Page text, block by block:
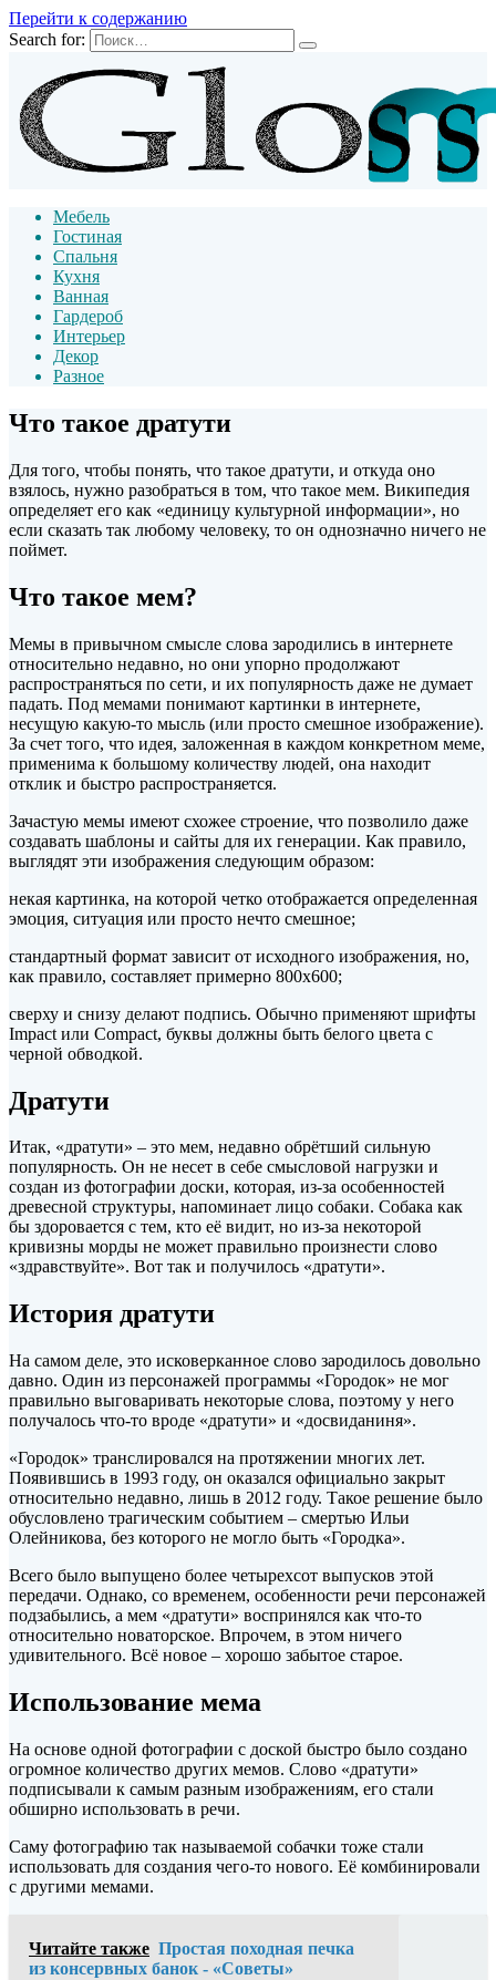
Перейти к содержанию
Search for:
Мебель
Гостиная
Спальня
Кухня
Ванная
Гардероб
Интерьер
Декор
Разное
Что такое дратути
Для того, чтобы понять, что такое дратути, и откуда оно
взялось, нужно разобраться в том, что такое мем. Википедия
определяет его как «единицу культурной информации», но
если сказать так любому человеку, то он однозначно ничего не
поймет.
Что такое мем?
Мемы в привычном смысле слова зародились в интернете
относительно недавно, но они упорно продолжают
распространяться по сети, и их популярность даже не думает
падать. Под мемами понимают картинки в интернете,
несущую какую-то мысль (или просто смешное изображение).
За счет того, что идея, заложенная в каждом конкретном меме,
применима к большому количеству людей, она находит
отклик и быстро распространяется.
Зачастую мемы имеют схожее строение, что позволило даже
создавать шаблоны и сайты для их генерации. Как правило,
выглядят эти изображения следующим образом:
некая картинка, на которой четко отображается определенная
эмоция, ситуация или просто нечто смешное;
стандартный формат зависит от исходного изображения, но,
как правило, составляет примерно 800х600;
сверху и снизу делают подпись. Обычно применяют шрифты
Impact или Compact, буквы должны быть белого цвета с
черной обводкой.
Дратути
Итак, «дратути» – это мем, недавно обрётший сильную
популярность. Он не несет в себе смысловой нагрузки и
создан из фотографии доски, которая, из-за особенностей
древесной структуры, напоминает лицо собаки. Собака как
бы здоровается с тем, кто её видит, но из-за некоторой
кривизны морды не может правильно произнести слово
«здравствуйте». Вот так и получилось «дратути».
История дратути
На самом деле, это исковерканное слово зародилось довольно
давно. Один из персонажей программы «Городок» не мог
правильно выговаривать некоторые слова, поэтому у него
получалось что-то вроде «дратути» и «досвиданиня».
«Городок» транслировался на протяжении многих лет.
Появившись в 1993 году, он оказался официально закрыт
относительно недавно, лишь в 2012 году. Такое решение было
обусловлено трагическим событием – смертью Ильи
Олейникова, без которого не могло быть «Городка».
Всего было выпущено более четырехсот выпусков этой
передачи. Однако, со временем, особенности речи персонажей
подзабылись, а мем «дратути» воспринялся как что-то
относительно новаторское. Впрочем, в этом ничего
удивительного. Всё новое – хорошо забытое старое.
Использование мема
На основе одной фотографии с доской быстро было создано
огромное количество других мемов. Слово «дратути»
подписывали к самым разным изображениям, его стали
обширно использовать в речи.
Саму фотографию так называемой собачки тоже стали
использовать для создания чего-то нового. Её комбинировали
с другими мемами.
Читайте также Простая походная печка
из консервных банок - «Советы»